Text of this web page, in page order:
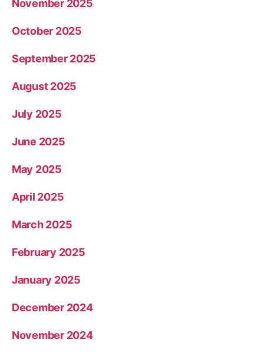
November 2025
October 2025
September 2025
August 2025
July 2025
June 2025
May 2025
April 2025
March 2025
February 2025
January 2025
December 2024
November 2024